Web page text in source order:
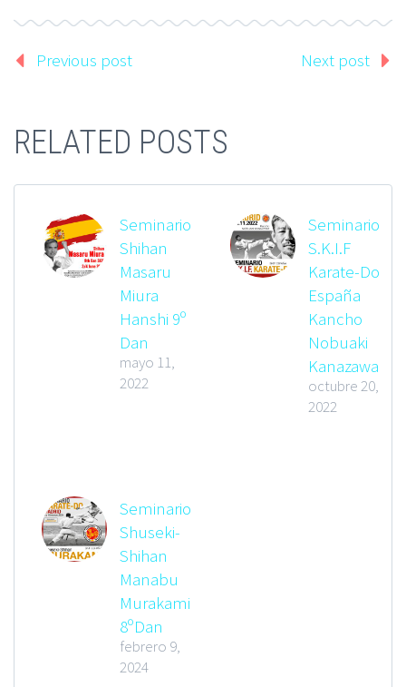
Previous post Next post
RELATED POSTS
Seminario
Shihan
Masaru
Miura
Hanshi 9º
Dan
mayo 11,
2022
Seminario
S.K.I.F
Karate-Do
España
Kancho
Nobuaki
Kanazawa
octubre 20,
2022
Seminario
Shuseki-
Shihan
Manabu
Murakami
8ºDan
febrero 9,
2024